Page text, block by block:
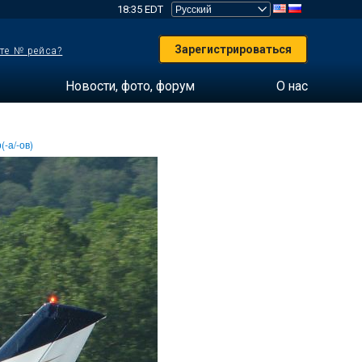
18:35 EDT
№ рейса? Зарегистрироваться
Новости, фото, форум О нас
а/-ов)